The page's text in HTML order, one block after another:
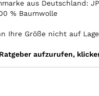
aus Deutschland:
% Baumwolle
Ihre Größe nicht auf
aufzurufen,